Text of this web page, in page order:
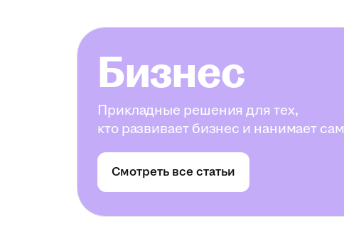
Бизнес
Прикладные решения для тех,
кто развивает бизнес и нанимает сам
Смотреть все статьи